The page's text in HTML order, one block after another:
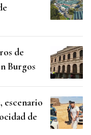
de
Burgos
escenario
de